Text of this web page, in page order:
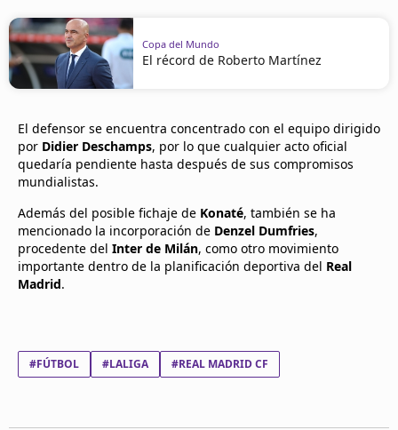
Copa del Mundo
El récord de Roberto Martínez
El defensor se encuentra concentrado con el equipo dirigido
por Didier Deschamps, por lo que cualquier acto oficial
quedaría pendiente hasta después de sus compromisos
mundialistas.
Además del posible fichaje de Konaté, también se ha
mencionado la incorporación de Denzel Dumfries,
procedente del Inter de Milán, como otro movimiento
importante dentro de la planificación deportiva del Real
Madrid.
#FÚTBOL #LALIGA #REAL MADRID CF